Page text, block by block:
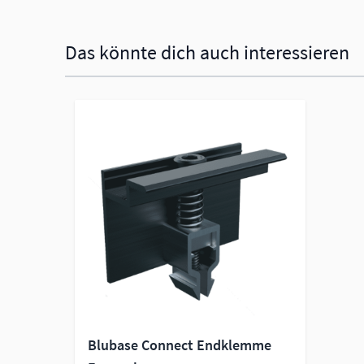
Das könnte dich auch interessieren
Blubase Connect Endklemme